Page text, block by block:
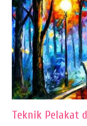
membutuhkan kertas
nyaman dan maksimal.
adalah tidak mudah
proses menggores dan
ideal digunakan untuk
menggunakan pen...
Teknik Pelakat